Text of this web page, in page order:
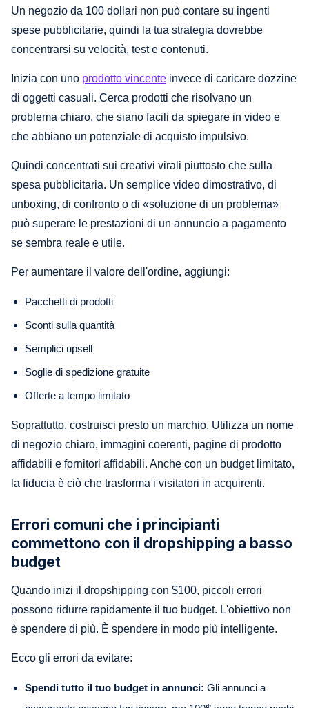
Un negozio da 100 dollari non può contare su ingenti
spese pubblicitarie, quindi la tua strategia dovrebbe
concentrarsi su velocità, test e contenuti.
Inizia con uno prodotto vincente invece di caricare dozzine
di oggetti casuali. Cerca prodotti che risolvano un
problema chiaro, che siano facili da spiegare in video e
che abbiano un potenziale di acquisto impulsivo.
Quindi concentrati sui creativi virali piuttosto che sulla
spesa pubblicitaria. Un semplice video dimostrativo, di
unboxing, di confronto o di «soluzione di un problema»
può superare le prestazioni di un annuncio a pagamento
se sembra reale e utile.
Per aumentare il valore dell'ordine, aggiungi:
Pacchetti di prodotti
Sconti sulla quantità
Semplici upsell
Soglie di spedizione gratuite
Offerte a tempo limitato
Soprattutto, costruisci presto un marchio. Utilizza un nome
di negozio chiaro, immagini coerenti, pagine di prodotto
affidabili e fornitori affidabili. Anche con un budget limitato,
la fiducia è ciò che trasforma i visitatori in acquirenti.
Errori comuni che i principianti
commettono con il dropshipping a basso
budget
Quando inizi il dropshipping con $100, piccoli errori
possono ridurre rapidamente il tuo budget. L'obiettivo non
è spendere di più. È spendere in modo più intelligente.
Ecco gli errori da evitare:
Spendi tutto il tuo budget in annunci: Gli annunci a